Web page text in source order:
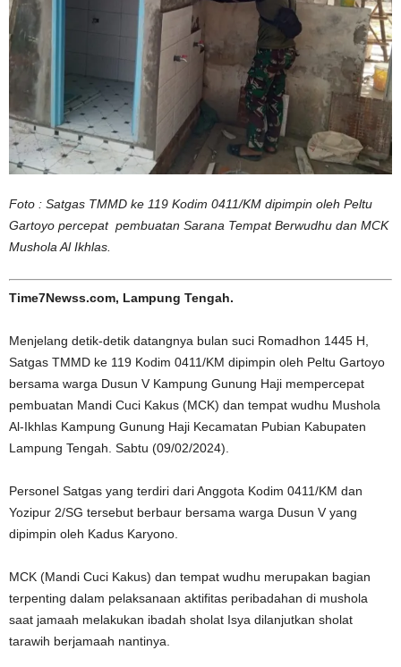
Foto : Satgas TMMD ke 119 Kodim 0411/KM dipimpin oleh Peltu
Gartoyo percepat pembuatan Sarana Tempat Berwudhu dan MCK
Mushola Al Ikhlas.
Time7Newss.com, Lampung Tengah.
Menjelang detik-detik datangnya bulan suci Romadhon 1445 H,
Satgas TMMD ke 119 Kodim 0411/KM dipimpin oleh Peltu Gartoyo
bersama warga Dusun V Kampung Gunung Haji mempercepat
pembuatan Mandi Cuci Kakus (MCK) dan tempat wudhu Mushola
Al-Ikhlas Kampung Gunung Haji Kecamatan Pubian Kabupaten
Lampung Tengah. Sabtu (09/02/2024).
Personel Satgas yang terdiri dari Anggota Kodim 0411/KM dan
Yozipur 2/SG tersebut berbaur bersama warga Dusun V yang
dipimpin oleh Kadus Karyono.
MCK (Mandi Cuci Kakus) dan tempat wudhu merupakan bagian
terpenting dalam pelaksanaan aktifitas peribadahan di mushola
saat jamaah melakukan ibadah sholat Isya dilanjutkan sholat
tarawih berjamaah nantinya.